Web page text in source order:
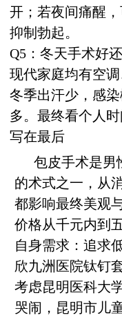
开；若夜间痛醒，
抑制勃起。
Q5：冬天手术好
现代家庭均有空
冬季出汗少，感
多。最终看个人
写在最后
包皮手术是男
的术式之一，从
都影响最终美观
价格从千元内到
自身需求：追求
欣九洲医院钛钉
考虑昆明医科大
哭闹，昆明市儿